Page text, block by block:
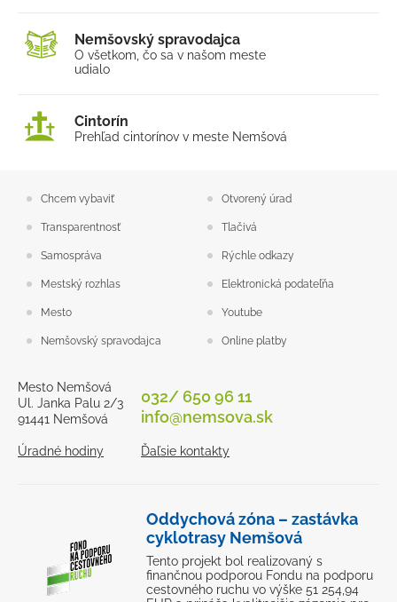
Nemšovský spravodajca
O všetkom, čo sa v našom meste
udialo
Cintorín
Prehľad cintorínov v meste Nemšová
Chcem vybaviť Otvorený úrad
Transparentnosť Tlačivá
Samospráva Rýchle odkazy
Mestský rozhlas Elektronická podateľňa
Mesto Youtube
Nemšovský spravodajca Online platby
Mesto Nemšová
Ul. Janka Palu 2/3
91441 Nemšová
Úradné hodiny
032/ 650 96 11
info@nemsova.sk
Ďaľsie kontakty
Oddychová zóna – zastávka
cyklotrasy Nemšová
Tento projekt bol realizovaný s
finančnou podporou Fondu na podporu
cestovného ruchu vo výške 51 254,94